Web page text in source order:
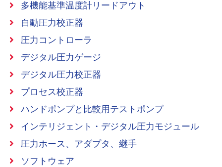
多機能基準温度計リードアウト
自動圧力校正器
圧力コントローラ
デジタル圧力ゲージ
デジタル圧力校正器
プロセス校正器
ハンドポンプと比較用テストポンプ
インテリジェント・デジタル圧力モジュール
圧力ホース、アダプタ、継手
ソフトウェア